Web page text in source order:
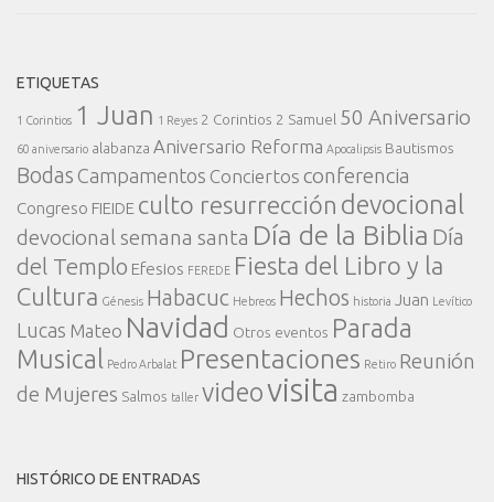
ETIQUETAS
1 Corintios 1 Juan 1 Reyes 2 Corintios 2 Samuel 50 Aniversario
60 aniversario alabanza Aniversario Reforma Apocalipsis Bautismos
Bodas Campamentos Conciertos conferencia
Congreso FIEIDE culto resurrección devocional
devocional semana santa Día de la Biblia Día
del Templo Efesios FEREDE Fiesta del Libro y la
Cultura Génesis Habacuc Hebreos Hechos historia Juan Levítico
Lucas Mateo Navidad Otros eventos Parada
Musical Pedro Arbalat Presentaciones Retiro Reunión
de Mujeres Salmos taller videovisita zambomba
HISTÓRICO DE ENTRADAS